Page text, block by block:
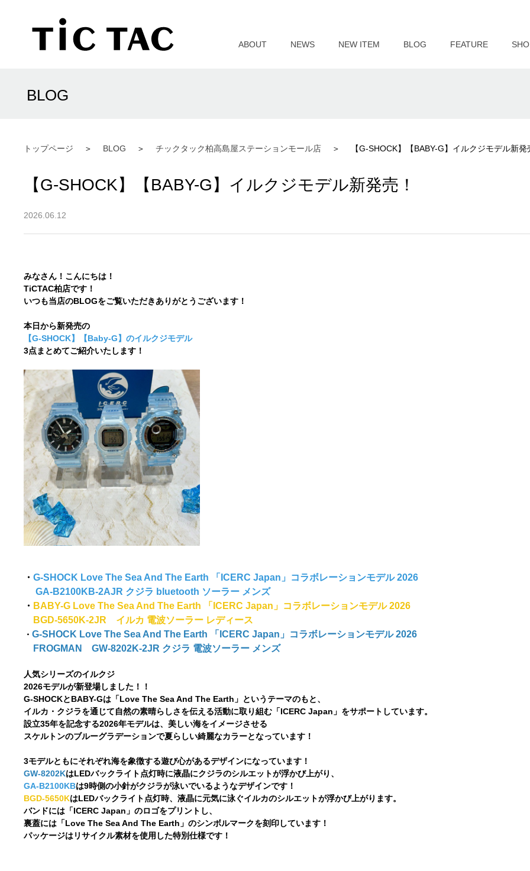
ABOUT NEWS NEW ITEM BLOG FEATURE
トップページ BLOG チックタック柏高島屋ステーションモール店 【G-SHOCK】【BABY-G】イルクジモデル新発
BLOG
【G-SHOCK】【BABY-G】イルクジモデル新発売！
2026.06.12
みなさん！こんにちは！
TiCTAC柏店です！
いつも当店のBLOGをご覧いただきありがとうございます！
本日から新発売の
【G-SHOCK】【Baby-G】のイルクジモデル
3点まとめてご紹介いたします！
・G-SHOCK Love The Sea And The Earth 「ICERC Japan」コラボレーションモデル 2026
GA-B2100KB-2AJR クジラ bluetooth ソーラー メンズ
・ BABY-G Love The Sea And The Earth 「ICERC Japan」コラボレーションモデル 2026
BGD-5650K-2JR イルカ 電波ソーラー レディース
・G-SHOCK Love The Sea And The Earth 「ICERC Japan」コラボレーションモデル 2026
FROGMAN GW-8202K-2JR クジラ 電波ソーラー メンズ
人気シリーズのイルクジ
2026モデルが新登場しました！！
G-SHOCKとBABY-Gは「Love The Sea And The Earth」というテーマのもと、
イルカ・クジラを通じて自然の素晴らしさを伝える活動に取り組む「ICERC Japan」をサポートしています。
設立35年を記念する2026年モデルは、美しい海をイメージさせる
スケルトンのブルーグラデーションで夏らしい綺麗なカラーとなっています！
3モデルともにそれぞれ海を象徴する遊び心があるデザインになっています！​​​​​​
GW-8202KはLEDバックライト点灯時に液晶にクジラのシルエットが浮かび上がり、
GA-B2100KBは9時側の小針がクジラが泳いでいるようなデザインです！
BGD-5650KはLEDバックライト点灯時、液晶に元気に泳ぐイルカのシルエットが浮かび上がります。
バンドには「ICERC Japan」のロゴをプリントし、
裏蓋には「Love The Sea And The Earth」のシンボルマークを刻印しています！
パッケージはリサイクル素材を使用した特別仕様です！